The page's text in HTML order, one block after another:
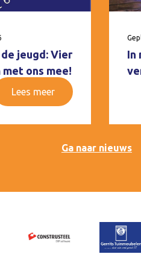
jeugd: Vier
met ons mee!
Lees meer
In
Ga naar nieuws